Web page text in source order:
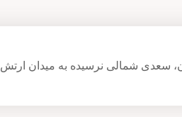
سعدی شمالی نرسیده به میدان ارتش